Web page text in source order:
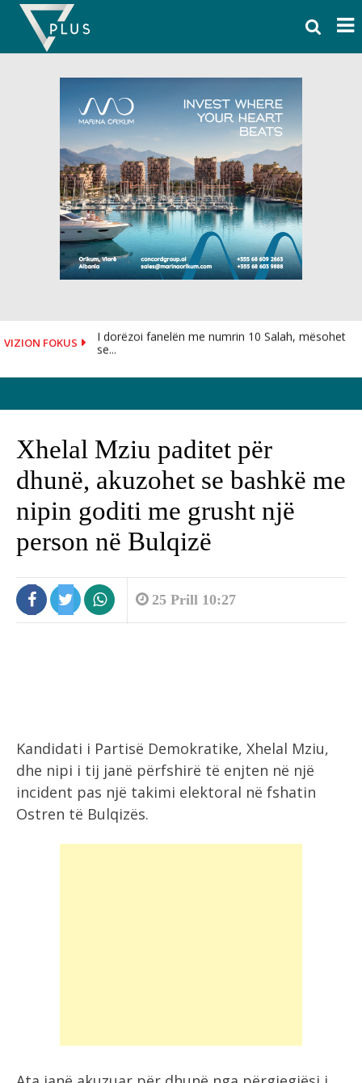
Skip
content
VIZION FOKUS
I dorëzoi fanelën me numrin 10 Salah, mësohet
se...
Xhelal Mziu paditet për
dhunë, akuzohet se bashkë me
nipin goditi me grusht një
person në Bulqizë
25 Prill 10:27
Kandidati i Partisë Demokratike, Xhelal Mziu,
dhe nipi i tij janë përfshirë të enjten në një
incident pas një takimi elektoral në fshatin
Ostren të Bulqizës.